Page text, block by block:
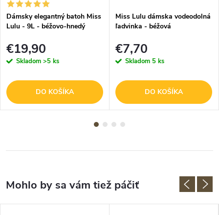
Dámsky elegantný batoh Miss
Lulu - 9L - béžovo-hnedý
€19,90
Skladom >5 ks
DO KOŠÍKA
Miss Lulu dámska vodeodolná
ľadvinka - béžová
€7,70
Skladom 5 ks
DO KOŠÍKA